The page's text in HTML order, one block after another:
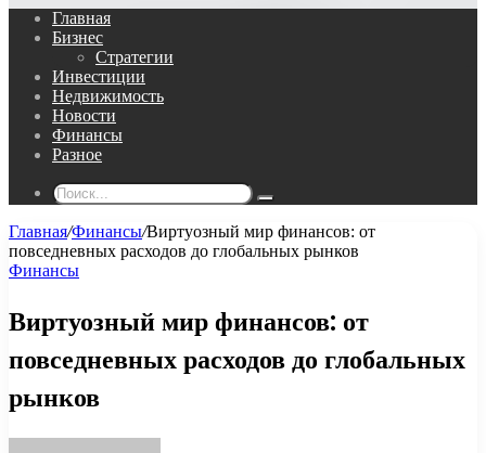
Главная
Бизнес
Стратегии
Инвестиции
Недвижимость
Новости
Финансы
Разное
Поиск...
Главная/Финансы/Виртуозный мир финансов: от
повседневных расходов до глобальных рынков
Финансы
Виртуозный мир финансов: от
повседневных расходов до глобальных
рынков